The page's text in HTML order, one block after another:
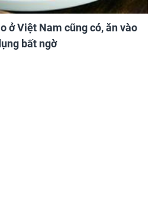
ở Việt Nam cũng có, ăn vào
bất ngờ